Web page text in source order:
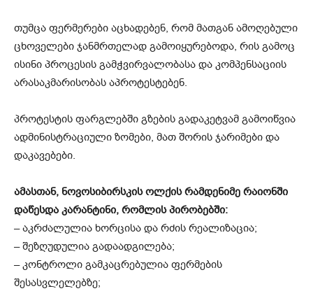
თუმცა ფერმერები აცხადებენ, რომ მათგან ამოღებული
ცხოველები ჯანმრთელად გამოიყურებოდა, რის გამოც
ისინი პროცესის გამჭვირვალობასა და კომპენსაციის
არასაკმარისობას აპროტესტებენ.
პროტესტის ფარგლებში გზების გადაკეტვამ გამოიწვია
ადმინისტრაციული ზომები, მათ შორის ჯარიმები და
დაკავებები.
ამასთან, ნოვოსიბირსკის ოლქის რამდენიმე რაიონში
დაწესდა კარანტინი, რომლის პირობებში:
– აკრძალულია ხორცისა და რძის რეალიზაცია;
– შეზღუდულია გადაადგილება;
– კონტროლი გამკაცრებულია ფერმების
შესასვლელებზე;